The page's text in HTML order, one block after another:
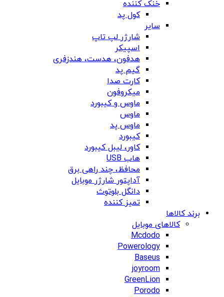
خنک کننده
کول پد
سایر
شارژر لپ تاپ
اسپیکر
هدفون، هدست، هندزفری
گیم پد
کارت صدا
میکروفون
ماوس و کیبورد
ماوس
ماوس پد
کیبورد
کاور، لیبل کیبورد
هاب USB
محافظ، چند راهی برق
آداپتور شارژر موبایل
دانگل بلوتوث
تمیز کننده
برند کالاها
کالاهای موبایل
Mcdodo
Powerology
Baseus
joyroom
GreenLion
Porodo